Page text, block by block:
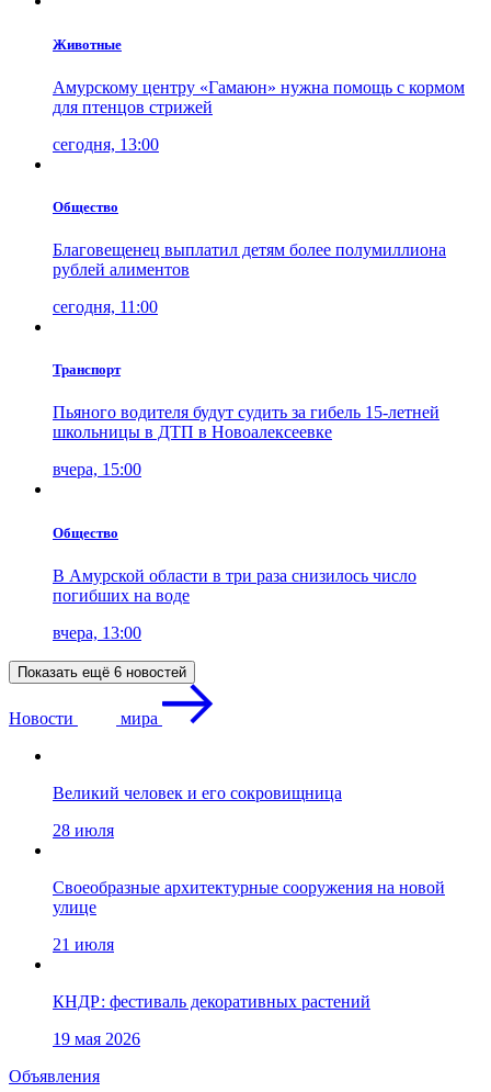
Животные
Амурскому центру «Гамаюн» нужна помощь с кормом
для птенцов стрижей
сегодня, 13:00
Общество
Благовещенец выплатил детям более полумиллиона
рублей алиментов
сегодня, 11:00
Транспорт
Пьяного водителя будут судить за гибель 15-летней
школьницы в ДТП в Новоалексеевке
вчера, 15:00
Общество
В Амурской области в три раза снизилось число
погибших на воде
вчера, 13:00
Показать ещё 6 новостей
Новости мира
Великий человек и его сокровищница
28 июля
Своеобразные архитектурные сооружения на новой
улице
21 июля
КНДР: фестиваль декоративных растений
19 мая 2026
Объявления